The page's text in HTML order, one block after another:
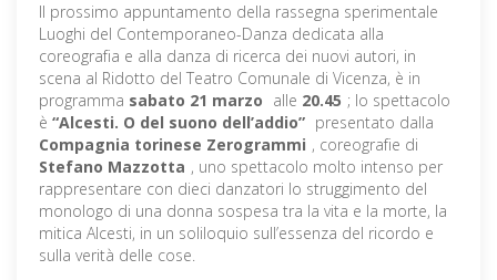
Il prossimo appuntamento della rassegna sperimentale
Luoghi del Contemporaneo-Danza dedicata alla
coreografia e alla danza di ricerca dei nuovi autori, in
scena al Ridotto del Teatro Comunale di Vicenza, è in
programma sabato 21 marzo alle 20.45 ; lo spettacolo
è “Alcesti. O del suono dell’addio” presentato dalla
Compagnia torinese Zerogrammi , coreografie di
Stefano Mazzotta , uno spettacolo molto intenso per
rappresentare con dieci danzatori lo struggimento del
monologo di una donna sospesa tra la vita e la morte, la
mitica Alcesti, in un soliloquio sull’essenza del ricordo e
sulla verità delle cose.